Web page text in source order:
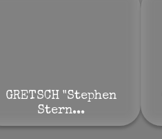
GRETSCH "Stephen
Stern...